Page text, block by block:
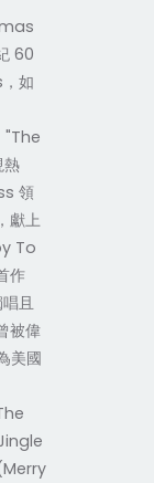
60
如
領
獻上
To
作
且
被偉
美國